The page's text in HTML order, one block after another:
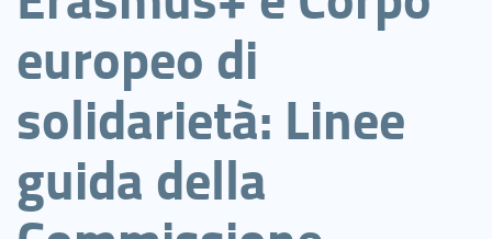
europeo di
solidarietà: Linee
guida della